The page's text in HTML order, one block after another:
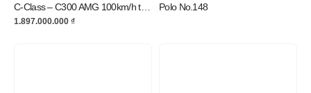
C-Class – C300 AMG 100km/h trong 5,9 giây
1.897.000.000 ₫
Polo No.148